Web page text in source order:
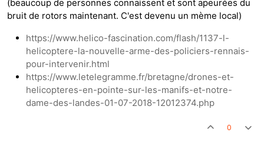
(beaucoup de personnes connaissent et sont apeurées du
bruit de rotors maintenant. C'est devenu un mème local)
https://www.helico-fascination.com/flash/1137-l-
helicoptere-la-nouvelle-arme-des-policiers-rennais-
pour-intervenir.html
https://www.letelegramme.fr/bretagne/drones-et-
helicopteres-en-pointe-sur-les-manifs-et-notre-
dame-des-landes-01-07-2018-12012374.php
0